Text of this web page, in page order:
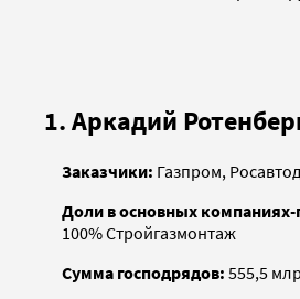
1. Аркадий
Заказчики: Газпром,
Доли в основных
100% Стройгазмонтаж
Сумма господрядов: 555,5